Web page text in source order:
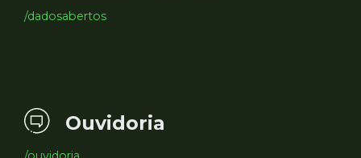
/dadosabertos
Ouvidoria